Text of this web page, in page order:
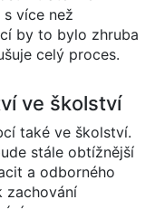
více než
by to bylo zhruba
celý proces.
ve školství
také ve školství.
stále obtížnější
a odborného
zachování